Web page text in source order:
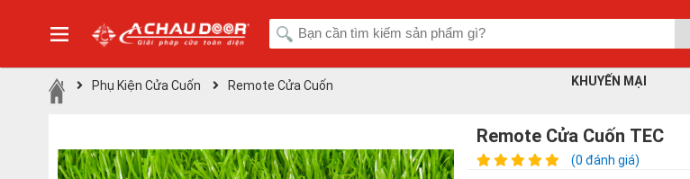
KHUYẾN MẠI
Phụ Kiện Cửa Cuốn Remote Cửa Cuốn
Remote Cửa Cuốn TEC
(0 đánh giá)